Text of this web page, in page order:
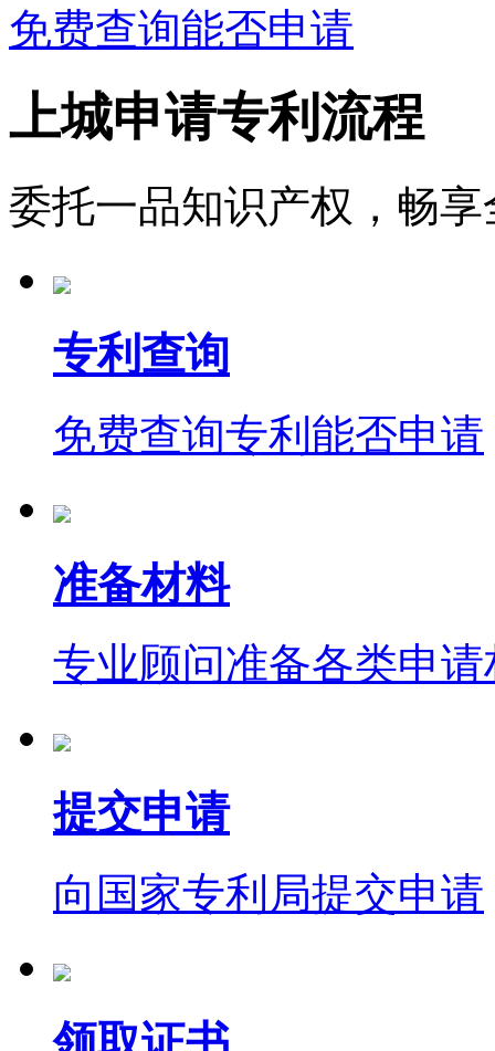
免费查询能否申请
上城申请专利流程
委托一品知识产权，畅
专利查询
免费查询专利能否申请
准备材料
专业顾问准备各类申请
提交申请
向国家专利局提交申请